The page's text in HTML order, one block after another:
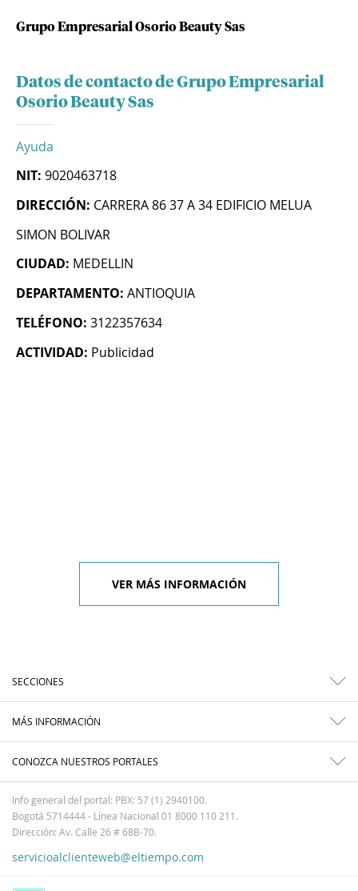
Grupo Empresarial Osorio Beauty Sas
Datos de contacto de Grupo Empresarial
Osorio Beauty Sas
Ayuda
NIT: 9020463718
DIRECCIÓN: CARRERA 86 37 A 34 EDIFICIO MELUA
SIMON BOLIVAR
CIUDAD: MEDELLIN
DEPARTAMENTO: ANTIOQUIA
TELÉFONO: 3122357634
ACTIVIDAD: Publicidad
VER MÁS INFORMACIÓN
SECCIONES
MÁS INFORMACIÓN
CONOZCA NUESTROS PORTALES
Info general del portal: PBX: 57 (1) 2940100.
Bogotá 5714444 - Línea Nacional 01 8000 110 211.
Dirección: Av. Calle 26 # 68B-70.
servicioalclienteweb@eltiempo.com